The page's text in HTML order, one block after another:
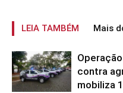
LEIA TAMBÉM Mais
contra
mobiliza